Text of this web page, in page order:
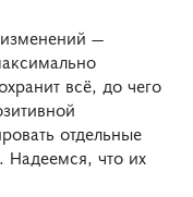
―
всё, до чего
отдельные
Надеемся, что их